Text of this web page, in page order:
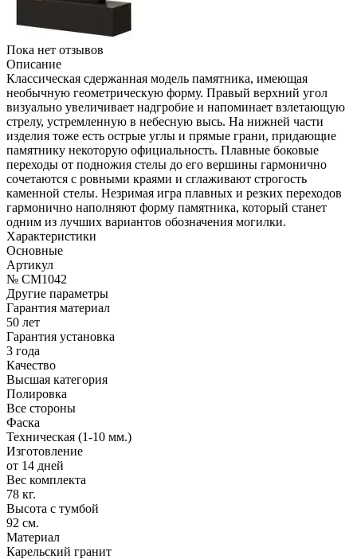
Пока нет отзывов
Описание
Классическая сдержанная модель памятника, имеющая
необычную геометрическую форму. Правый верхний угол
визуально увеличивает надгробие и напоминает взлетающую
стрелу, устремленную в небесную высь. На нижней части
изделия тоже есть острые углы и прямые грани, придающие
памятнику некоторую официальность. Плавные боковые
переходы от подножия стелы до его вершины гармонично
сочетаются с ровными краями и сглаживают строгость
каменной стелы. Незримая игра плавных и резких переходов
гармонично наполняют форму памятника, который станет
одним из лучших вариантов обозначения могилки.
Характеристики
Основные
Артикул
№ CM1042
Другие параметры
Гарантия материал
50 лет
Гарантия установка
3 года
Качество
Высшая категория
Полировка
Все стороны
Фаска
Техническая (1-10 мм.)
Изготовление
от 14 дней
Вес комплекта
78 кг.
Высота с тумбой
92 см.
Материал
Карельский гранит